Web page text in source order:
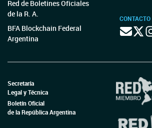
Red de Boletines Oficiales
de la R. A.
BFA Blockchain Federal
Argentina
CONTACTO
Secretaría
Legal y Técnica
Boletín Oficial
de la República Argentina